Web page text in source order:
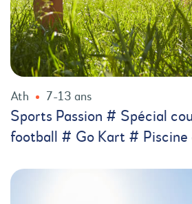
Ath 7-13 ans
Sports Passion # Spécial
football # Go Kart # Piscine